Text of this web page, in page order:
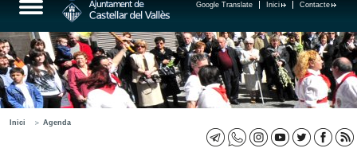
Contacte
Inici
Google Translate
Inici Agenda